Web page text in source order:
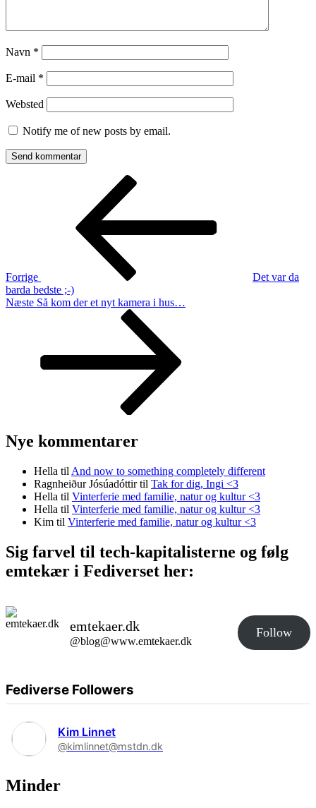
Navn *
E-mail *
Websted
Notify me of new posts by email.
Indlægsnavigation
Forrige
Det var da
barda bedste ;-)
Næste
Næste Så kom der et nyt kamera i hus…
Nye kommentarer
Hella til And now to something completely different
Ragnheiður Jósúadóttirtil Tak for dig, Ingi <3
Hella til Vinterferie med familie, natur og kultur <3
Hella til Vinterferie med familie, natur og kultur <3
Kim til Vinterferie med familie, natur og kultur <3
Sig farvel til tech-kapitalisterne og følg
emtekær i Fediverset her:
emtekaer.dk
@blog@www.emtekaer.dk
Follow
Fediverse Followers
Kim Linnet
@kimlinnet@mstdn.dk
Minder